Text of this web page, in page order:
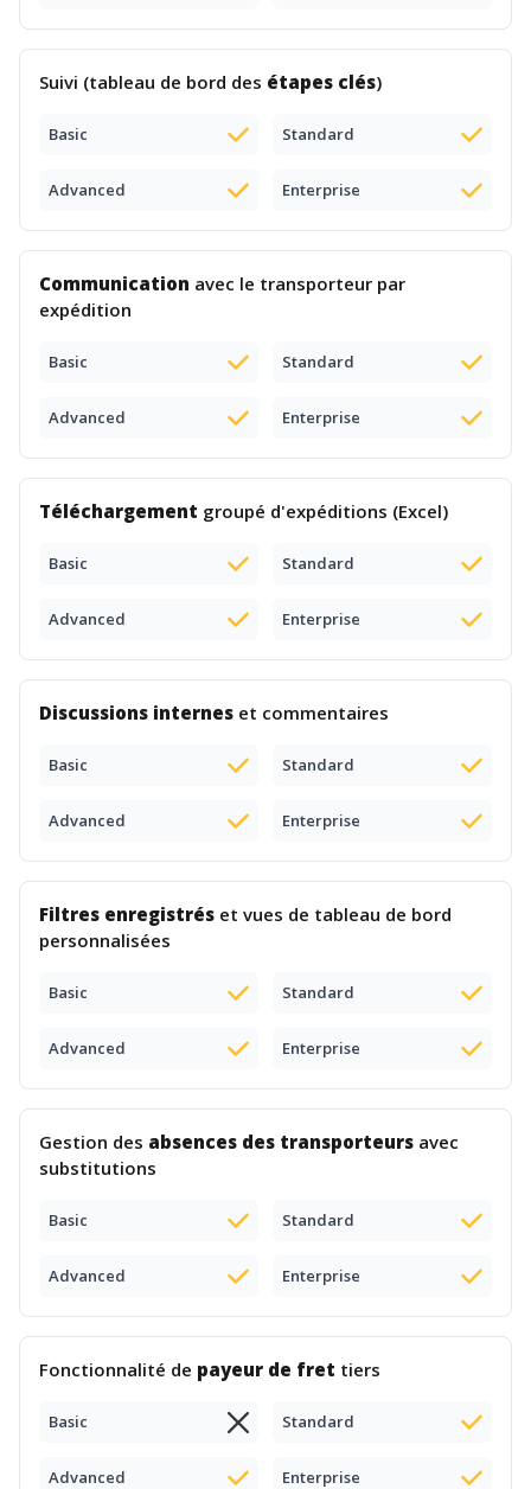
Suivi (tableau de bord des étapes clés)
Basic Standard
Advanced Enterprise
Communication avec le transporteur par
expédition
Basic Standard
Advanced Enterprise
Téléchargement groupé d'expéditions (Excel)
Basic Standard
Advanced Enterprise
Discussions internes et commentaires
Basic Standard
Advanced Enterprise
Filtres enregistrés et vues de tableau de bord
personnalisées
Basic Standard
Advanced Enterprise
Gestion des absences des transporteurs avec
substitutions
Basic Standard
Advanced Enterprise
Fonctionnalité de payeur de fret tiers
Basic Standard
Advanced Enterprise